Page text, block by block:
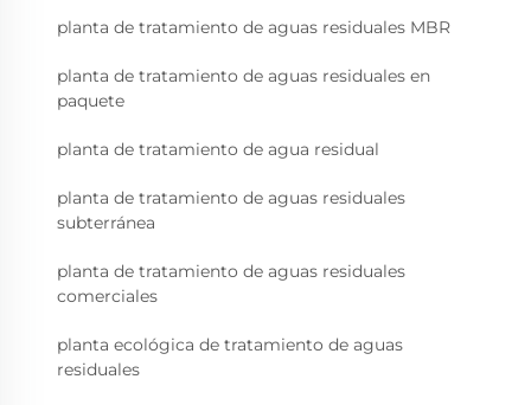
planta de tratamiento de aguas residuales MBR
planta de tratamiento de aguas residuales en
paquete
planta de tratamiento de agua residual
planta de tratamiento de aguas residuales
subterránea
planta de tratamiento de aguas residuales
comerciales
planta ecológica de tratamiento de aguas
residuales